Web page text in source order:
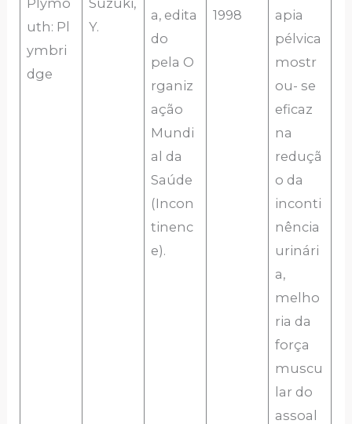
uth: Pl
ymbri
dge
Y.
a, edita
do
pela O
rganiz
ação
Mundi
al da
Saúde
(Incon
tinenc
e).
1998
apia
pélvica
mostr
ou- se
eficaz
na
reduçã
o da
inconti
nência
urinári
a,
melho
ria da
força
muscu
lar do
assoal